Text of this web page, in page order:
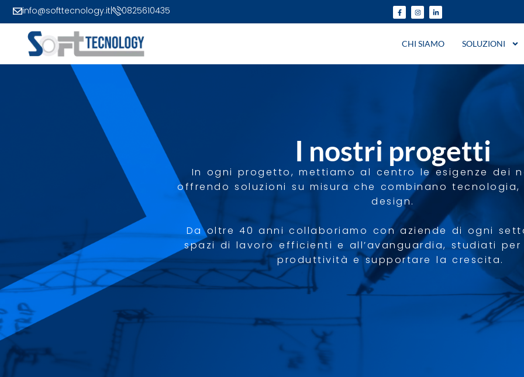
info@softtecnology.it 0825610435
CHI SIAMO SOLUZIONI
I nostri progetti
In ogni progetto, mettiamo al centro le esigenze dei
offrendo soluzioni su misura che combinano
design.
Da oltre 40 anni collaboriamo con aziende di ogni
spazi di lavoro efficienti e all’avanguardia, studiati
produttività e supportare la crescita.